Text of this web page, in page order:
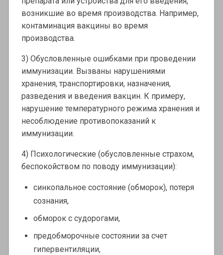
возникшие во время производства. Например,
контаминация вакцины во время
производства.
3) Обусловленные ошибками при проведении
иммунизации. Вызваны нарушениями
хранения, транспортировки, назначения,
разведения и введения вакцин. К примеру,
нарушение температурного режима хранения и
несоблюдение противопоказаний к
иммунизации.
4) Психологические (обусловленные страхом,
беспокойством по поводу иммунизации):
синкопальное состояние (обморок), потеря
сознания,
обморок с судорогами,
предобморочные состоянии за счет
гипервентиляции,